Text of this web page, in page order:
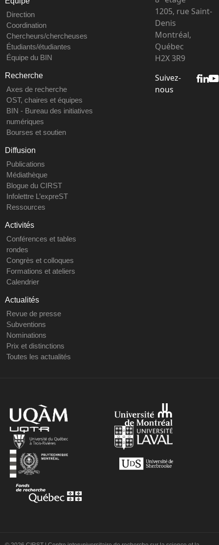
Direction
Coordination
Chercheurs/chercheuses
Étudiants/étudiantes
Équipe du BIN
Recherche
Axes de recherche
OST, chaires et équipes
BIN - Bureau des initiatives
numériques
Bourses et soutien
Diffusion
Publications
Médiathèque
Blogue du CIRST
Infolettre L’expreST
Ressources
Activités
Conférences et tables
rondes
Congrès et colloques
Formations et ateliers
Calendrier
Actualités
Revue de presse
Subventions
Nominations
Prix et distinctions
Toutes les actualités
1205, rue Saint-
Denis
Montréal,
Québec
H2X 3R9
Suivez-
nous